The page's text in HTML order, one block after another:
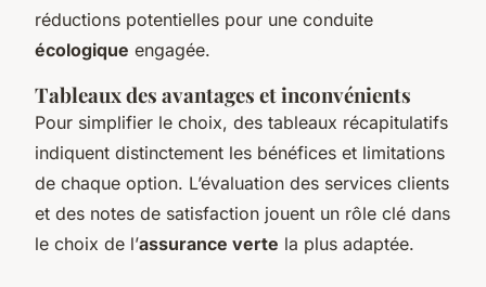
réductions potentielles pour une conduite
écologique engagée.
Tableaux des avantages et inconvénients
Pour simplifier le choix, des tableaux récapitulatifs
indiquent distinctement les bénéfices et limitations
de chaque option. L’évaluation des services clients
et des notes de satisfaction jouent un rôle clé dans
le choix de l’assurance verte la plus adaptée.